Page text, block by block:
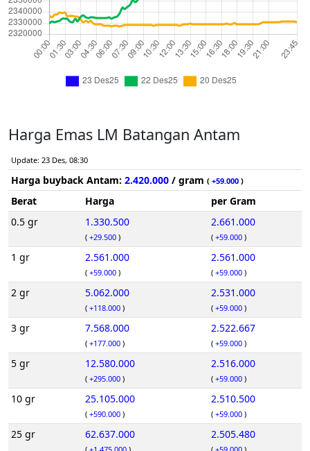
Harga Emas LM Batangan Antam
Update: 23 Des, 08:30
Harga buyback Antam: 2.420.000 / gram ( +59.000 )
Berat Harga
per Gram
0.5 gr
1.330.500
( +29.500 )
2.661.000
( +59.000 )
1 gr 2.561.000
( +59.000 )
2.561.000
( +59.000 )
2 gr 5.062.000
( +118.000 )
2.531.000
( +59.000 )
3 gr 7.568.000
( +177.000 )
2.522.667
( +59.000 )
5 gr 12.580.000
( +295.000 )
2.516.000
( +59.000 )
10 gr 25.105.000
( +590.000 )
2.510.500
( +59.000 )
25 gr 62.637.000 2.505.480